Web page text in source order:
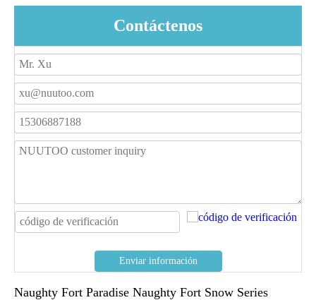
Contáctenos
Enviar información
Naughty Fort Paradise Naughty Fort Snow Series